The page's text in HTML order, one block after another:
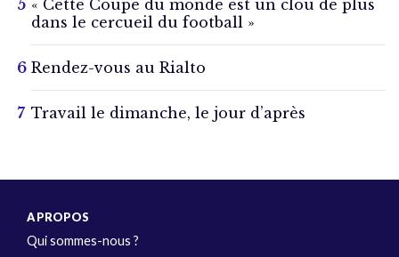
« Cette Coupe du monde est un clou de plus
dans le cercueil du football »
Rendez-vous au Rialto
Travail le dimanche, le jour d’après
A PROPOS
Qui sommes-nous ?